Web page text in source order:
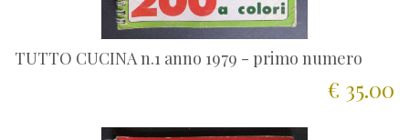
TUTTO CUCINA n.1 anno 1979 - primo numero
€ 35.00